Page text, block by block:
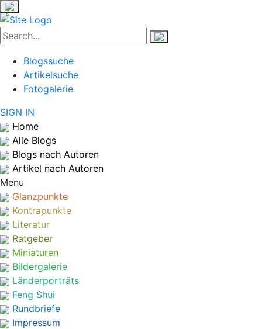
Blogssuche
Artikelsuche
Fotogalerie
SIGN IN
Home
Alle Blogs
Blogs nach Autoren
Artikel nach Autoren
Menu
Glanzpunkte
Kontrapunkte
Literatur
Ratgeber
Miniaturen
Bildergalerie
Länderporträts
Feng Shui
Rundbriefe
Impressum